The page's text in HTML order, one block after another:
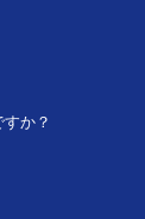
か？